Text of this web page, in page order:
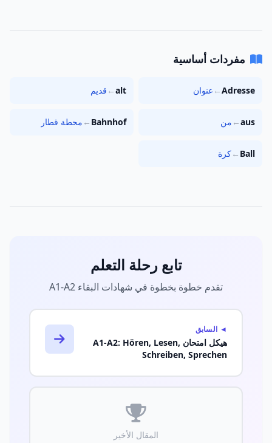
مفردات أساسية
Adresse
← عنوان alt
← قديم
aus
← من Bahnhof
← محطة قطار
Ball
←كرة
تابع رحلة التعلم
تقدم خطوة بخطوة في شهادات البقاء A1-A2
◄ السابق
هيكل امتحان A1-A2: Hören, Lesen,
Schreiben, Sprechen
المقال الأخير